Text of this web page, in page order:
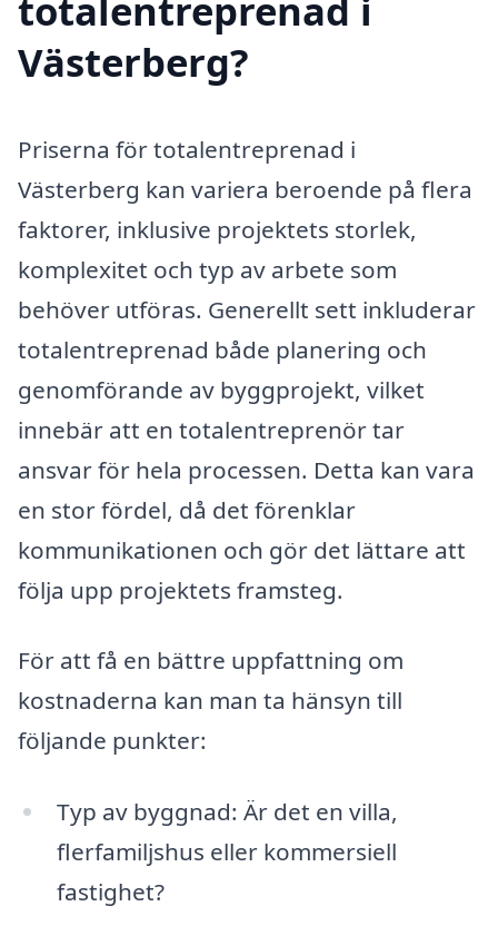
Västerberg?
Priserna för totalentreprenad i
Västerberg kan variera beroende på flera
faktorer, inklusive projektets storlek,
komplexitet och typ av arbete som
behöver utföras. Generellt sett inkluderar
totalentreprenad både planering och
genomförande av byggprojekt, vilket
innebär att en totalentreprenör tar
ansvar för hela processen. Detta kan vara
en stor fördel, då det förenklar
kommunikationen och gör det lättare att
följa upp projektets framsteg.
För att få en bättre uppfattning om
kostnaderna kan man ta hänsyn till
följande punkter:
Typ av byggnad: Är det en villa,
flerfamiljshus eller kommersiell
fastighet?